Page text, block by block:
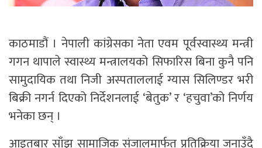
काठमाडौं । नेपाली कांग्रेसका नेता एवम पूर्वस्वास्थ्य मन्त्री
गगन थापाले स्वास्थ्य मन्त्रालयको सिफारिस बिना कुनै पनि
सामुदायिक तथा निजी अस्पताललाई ग्यास सिलिण्डर भरी
बिक्री नगर्न दिएको निर्देशनलाई ‘बेतुक’ र ‘हचुवा’को निर्णय
भनेका छन् ।
आइतबार साँझ सामाजिक संजालमार्फत प्रतिक्रिया जनाउँदै